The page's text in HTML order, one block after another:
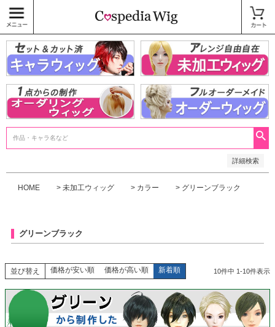
詳細検索
〜
商品タグ
キャラウィッグ
未加工ウィッグ
ベースウィッグ
衣装
SALE中
HOME 未加工ウィッグ カラー グリーンブラック
グリーンブラック
並び替え 価格が安い順 価格が高い順 新着順 10件中 1-10件表示